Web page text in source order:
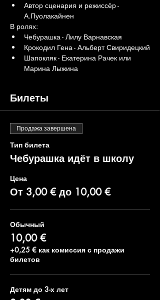
Автор сценария и режиссёр -
А.Пуолакайнен
В ролях:
Чебурашка - Лилу Варнавская
Крокодил Гена - Альберт Свиридецкий
Шапокляк - Екатерина Рачек или
Марина Лыжина
Билеты
Продажа завершена
Тип билета
Чебурашка идёт в школу
Цена
От 3,00 € до 10,00 €
Обычный
10,00 €
+0,25 € как комиссия с продажи
билетов
Детям до 3-х лет